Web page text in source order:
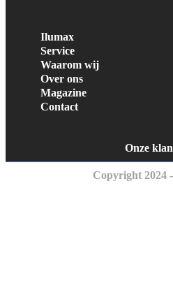
Ilumax
Service
Waarom wij
Over ons
Magazine
Contact
Onze
Copyright 2024